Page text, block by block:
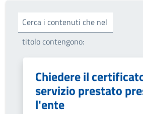
Cerca i contenuti che nel
titolo contengono:
Chiedere il
servizio prestato
l'ente